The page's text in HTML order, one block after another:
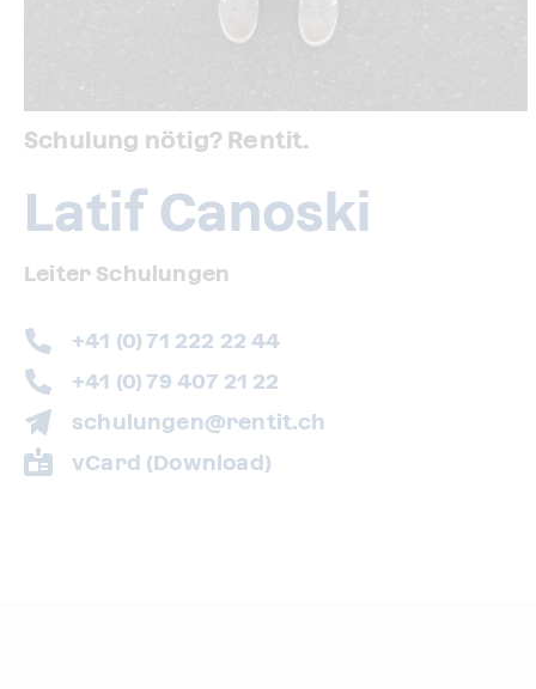
Schulung nötig? Rentit.
Latif Canoski
Leiter Schulungen
+41 (0) 71 222 22 44
+41 (0) 79 407 21 22
schulungen@rentit.ch
vCard (Download)